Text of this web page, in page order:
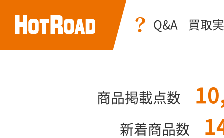
Q&A 買取
商品掲載点数
新着商品数